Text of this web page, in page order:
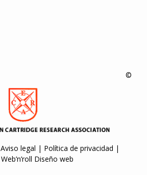
©
Aviso legal | Política de privacidad |
Web’n’roll Diseño web